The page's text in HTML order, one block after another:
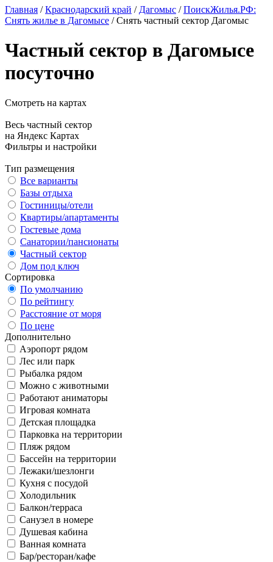
Главная /Краснодарский край / Дагомыс /ПоискЖилья.РФ:
Снять жилье в Дагомысе / Снять частный сектор Дагомыс
Частный сектор в Дагомысе
посуточно
Смотреть на картах
Весь частный сектор
на Яндекс Картах
Фильтры и настройки
Тип размещения
Все варианты
Базы отдыха
Гостиницы/отели
Квартиры/апартаменты
Гостевые дома
Санатории/пансионаты
Частный сектор
Дом под ключ
Сортировка
По умолчанию
По рейтингу
Расстояние от моря
По цене
Дополнительно
Аэропорт рядом
Лес или парк
Рыбалка рядом
Можно с животными
Работают аниматоры
Игровая комната
Детская площадка
Парковка на территории
Пляж рядом
Бассейн на территории
Лежаки/шезлонги
Кухня с посудой
Холодильник
Балкон/терраса
Санузел в номере
Душевая кабина
Ванная комната
Бар/ресторан/кафе